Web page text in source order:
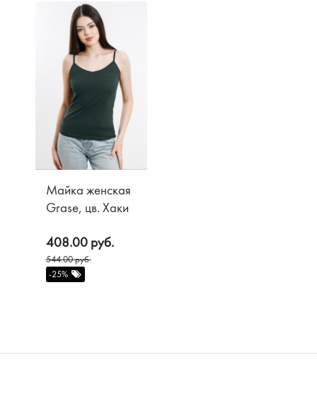
Майка женская
Grase, цв. Хаки
408.00 руб.
544.00 руб.
-25%